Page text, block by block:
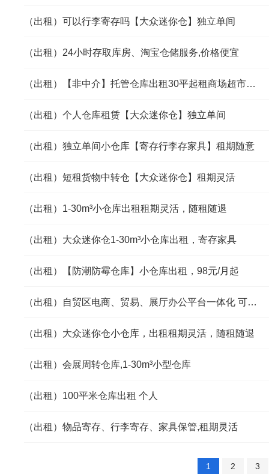
（出租）可以行李寄存吗【大众迷你仓】独立单间
（出租）24小时存取库房、淘宝仓储服务,价格便宜
（出租）【非中介】托管仓库出租30平起租商场超市电商首选
（出租）个人仓库租赁【大众迷你仓】独立单间
（出租）独立单间小仓库【寄存行李存家具】租期随意
（出租）短租货物中转仓【大众迷你仓】租期灵活
（出租）1-30m³小仓库出租租期灵活，随租随退
（出租）大众迷你仓1-30m³小仓库出租，寄存家具
（出租）【防潮防霉仓库】小仓库出租，98元/月起
（出租）自贸区电商、贸易、展厅办公平台一体化 可注册近地铁
（出租）大众迷你仓小仓库，出租租期灵活，随租随退
（出租）会展周转仓库,1-30m³小型仓库
（出租）100平米仓库出租 个人
（出租）物品寄存、行李寄存、家具保管,租期灵活
1 2 3